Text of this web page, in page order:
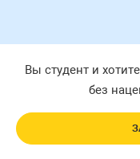
Вы студент и
без